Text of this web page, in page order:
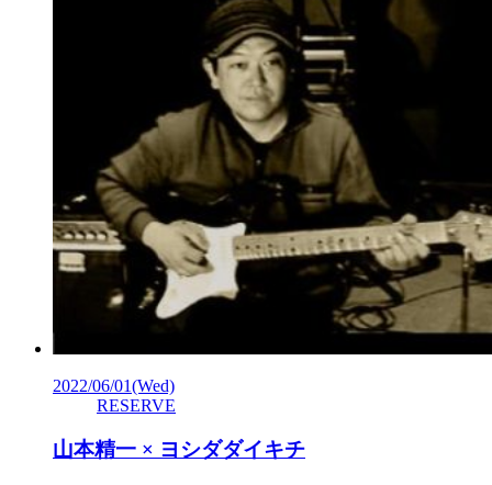
2022/06/01(Wed)
RESERVE
山本精一 × ヨシダダイキチ